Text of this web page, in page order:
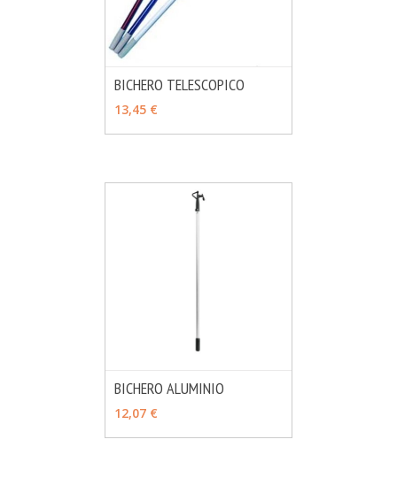
BICHERO TELESCOPICO
13,45 €
BICHERO ALUMINIO
12,07 €